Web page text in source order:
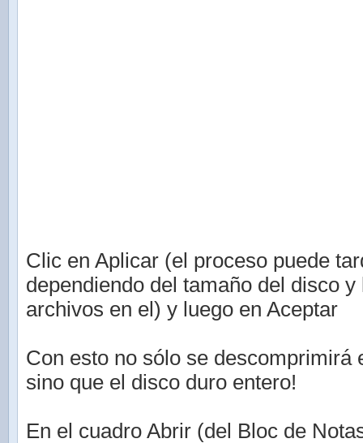
Clic en Aplicar (el proceso puede
dependiendo del tamaño del disco y
archivos en el) y luego en Aceptar
Con esto no sólo se descomprimirá
sino que el disco duro entero!
En el cuadro Abrir (del Bloc de